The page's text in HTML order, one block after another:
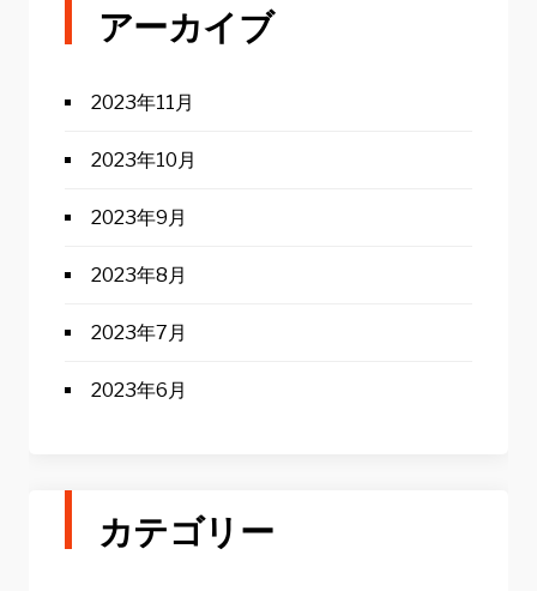
アーカイブ
2023年11月
2023年10月
2023年9月
2023年8月
2023年7月
2023年6月
カテゴリー